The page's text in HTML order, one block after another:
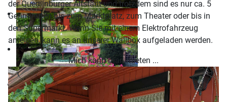
der Quedlinburger Altstadt und trotzdem sind es nur ca. 5
Gehminuten bis zum Marktplatz, zum Theater oder bis in
den Supermarkt. Wenn Sie mit einem Elektrofahrzeug
anreisen, kann es an unserer Wallbox aufgeladen werden.
Mich kann man mieten ...